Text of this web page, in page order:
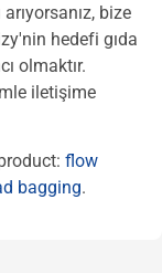
bize
hedefi gıda
olmaktır.
iletişime
flow
bagging.